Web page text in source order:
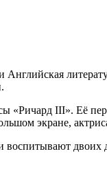
«Ричард III». Её
экране,
двоих